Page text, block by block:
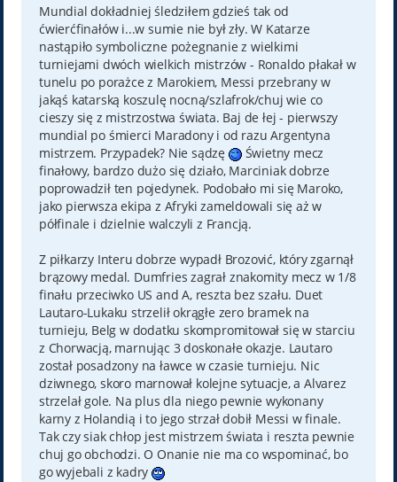
t
Mundial dokładniej śledziłem gdzieś tak od
ćwierćfinałów i...w sumie nie był zły. W Katarze
nastąpiło symboliczne pożegnanie z wielkimi
turniejami dwóch wielkich mistrzów - Ronaldo płakał w
tunelu po porażce z Marokiem, Messi przebrany w
jakąś katarską koszulę nocną/szlafrok/chuj wie co
cieszy się z mistrzostwa świata. Baj de łej - pierwszy
mundial po śmierci Maradony i od razu Argentyna
mistrzem. Przypadek? Nie sądzę
Świetny mecz
finałowy, bardzo dużo się działo, Marciniak dobrze
poprowadził ten pojedynek. Podobało mi się Maroko,
jako pierwsza ekipa z Afryki zameldowali się aż w
półfinale i dzielnie walczyli z Francją.
Z piłkarzy Interu dobrze wypadł Brozović, który zgarnął
brązowy medal. Dumfries zagrał znakomity mecz w 1/8
finału przeciwko US and A, reszta bez szału. Duet
Lautaro-Lukaku strzelił okrągłe zero bramek na
turnieju, Belg w dodatku skompromitował się w starciu
z Chorwacją, marnując 3 doskonałe okazje. Lautaro
został posadzony na ławce w czasie turnieju. Nic
dziwnego, skoro marnował kolejne sytuacje, a Alvarez
strzelał gole. Na plus dla niego pewnie wykonany
karny z Holandią i to jego strzał dobił Messi w finale.
Tak czy siak chłop jest mistrzem świata i reszta pewnie
chuj go obchodzi. O Onanie nie ma co wspominać, bo
go wyjebali z kadry